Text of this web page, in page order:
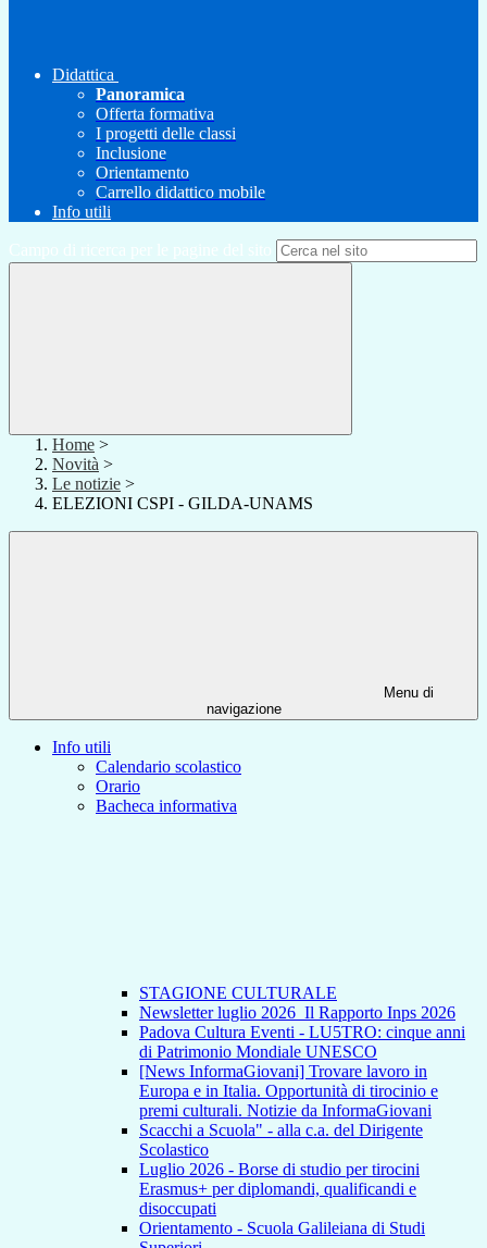
Didattica
Panoramica
Offerta formativa
I progetti delle classi
Inclusione
Orientamento
Carrello didattico mobile
Info utili
Campo di ricerca per le pagine del sito
Home >
Novità >
Le notizie >
ELEZIONI CSPI - GILDA-UNAMS
Menu di
navigazione
Info utili
Calendario scolastico
Orario
Bacheca informativa
STAGIONE CULTURALE
Newsletter luglio 2026_Il Rapporto Inps 2026
Padova Cultura Eventi - LU5TRO: cinque anni
di Patrimonio Mondiale UNESCO
[News InformaGiovani] Trovare lavoro in
Europa e in Italia. Opportunità di tirocinio e
premi culturali. Notizie da InformaGiovani
Scacchi a Scuola" - alla c.a. del Dirigente
Scolastico
Luglio 2026 - Borse di studio per tirocini
Erasmus+ per diplomandi, qualificandi e
disoccupati
Orientamento - Scuola Galileiana di Studi